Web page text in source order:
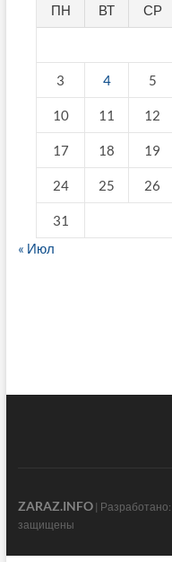
ПН ВТ СР
3 4 5
10 11 12
17 18 19
24 25 26
31
« Июл
ZARAZ.INFO| Разработано:
защищены